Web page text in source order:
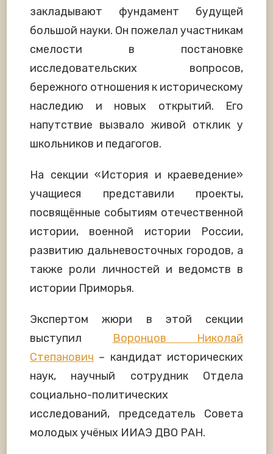
закладывают фундамент будущей
большой науки. Он пожелал участникам
смелости в постановке
исследовательских вопросов,
бережного отношения к историческому
наследию и новых открытий. Его
напутствие вызвало живой отклик у
школьников и педагогов.
На секции «История и краеведение»
учащиеся представили проекты,
посвящённые событиям отечественной
истории, военной истории России,
развитию дальневосточных городов, а
также роли личностей и ведомств в
истории Приморья.
Экспертом жюри в этой секции
выступил
Воронцов Николай
Степанович – кандидат исторических
наук, научный сотрудник Отдела
социально-политических
исследований, председатель Совета
молодых учёных ИИАЭ ДВО РАН.